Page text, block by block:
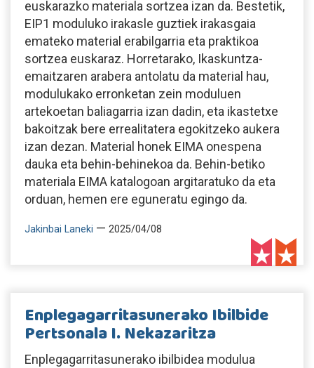
euskarazko materiala sortzea izan da. Bestetik,
EIP1 moduluko irakasle guztiek irakasgaia
emateko material erabilgarria eta praktikoa
sortzea euskaraz. Horretarako, Ikaskuntza-
emaitzaren arabera antolatu da material hau,
modulukako erronketan zein moduluen
artekoetan baliagarria izan dadin, eta ikastetxe
bakoitzak bere errealitatera egokitzeko aukera
izan dezan. Material honek EIMA onespena
dauka eta behin-behinekoa da. Behin-betiko
materiala EIMA katalogoan argitaratuko da eta
orduan, hemen ere eguneratu egingo da.
Jakinbai Laneki — 2025/04/08
Enplegagarritasunerako Ibilbide
Pertsonala I. Nekazaritza
Enplegagarritasunerako ibilbidea modulua